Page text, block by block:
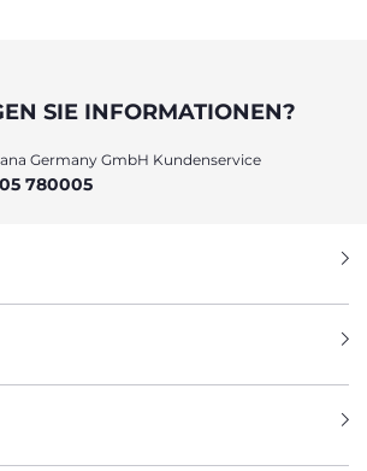
SIE INFORMATIONEN?
Germany GmbH Kundenservice
780005